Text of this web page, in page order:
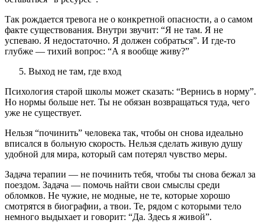
Так рождается тревога не о конкретной опасности, а о самом
факте существования. Внутри звучит: “Я не там. Я не
успеваю. Я недостаточно. Я должен собраться”. И где-то
глубже — тихий вопрос: “А я вообще живу?”
Выход не там, где вход
Психология старой школы может сказать: “Вернись в норму”.
Но нормы больше нет. Ты не обязан возвращаться туда, чего
уже не существует.
Нельзя “починить” человека так, чтобы он снова идеально
вписался в больную скорость. Нельзя сделать живую душу
удобной для мира, который сам потерял чувство меры.
Задача терапии — не починить тебя, чтобы ты снова бежал за
поездом. Задача — помочь найти свои смыслы среди
обломков. Не чужие, не модные, не те, которые хорошо
смотрятся в биографии, а твои. Те, рядом с которыми тело
немного выдыхает и говорит: “Да. Здесь я живой”.